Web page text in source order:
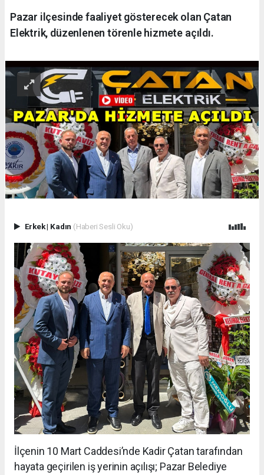
Pazar ilçesinde faaliyet gösterecek olan Çatan
Elektrik, düzenlenen törenle hizmete açıldı.
Erkek| Kadın (Haberi Sesli Oku)
İlçenin 10 Mart Caddesi’nde Kadir Çatan tarafından
hayata geçirilen iş yerinin açılışı; Pazar Belediye